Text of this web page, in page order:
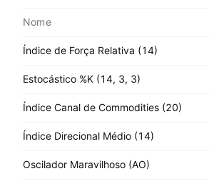
Nome
Índice de Força Relativa (14)
Estocástico %K (14, 3, 3)
Índice Canal de Commodities (20)
Índice Direcional Médio (14)
Oscilador Maravilhoso (AO)